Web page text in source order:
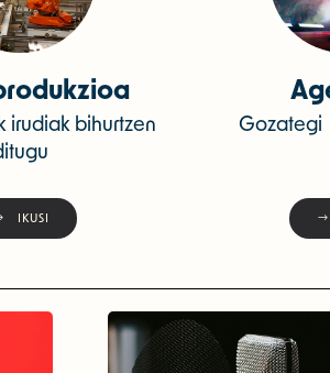
irudiak bihurtzen
IKUSI